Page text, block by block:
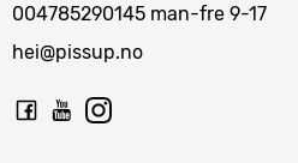
004785290145 man-fre 9-17
hei@pissup.no